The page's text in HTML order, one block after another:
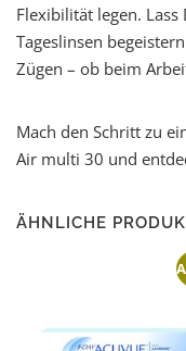
Flexibilität legen.
Tageslinsen
Zügen – ob beim
Mach den Schritt zu
Air multi 30 und
ÄHNLICHE